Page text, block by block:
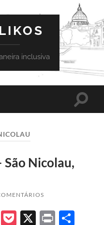
inclusiva
Toggle
São Nicolau,
Reddit
Pocket
X Print